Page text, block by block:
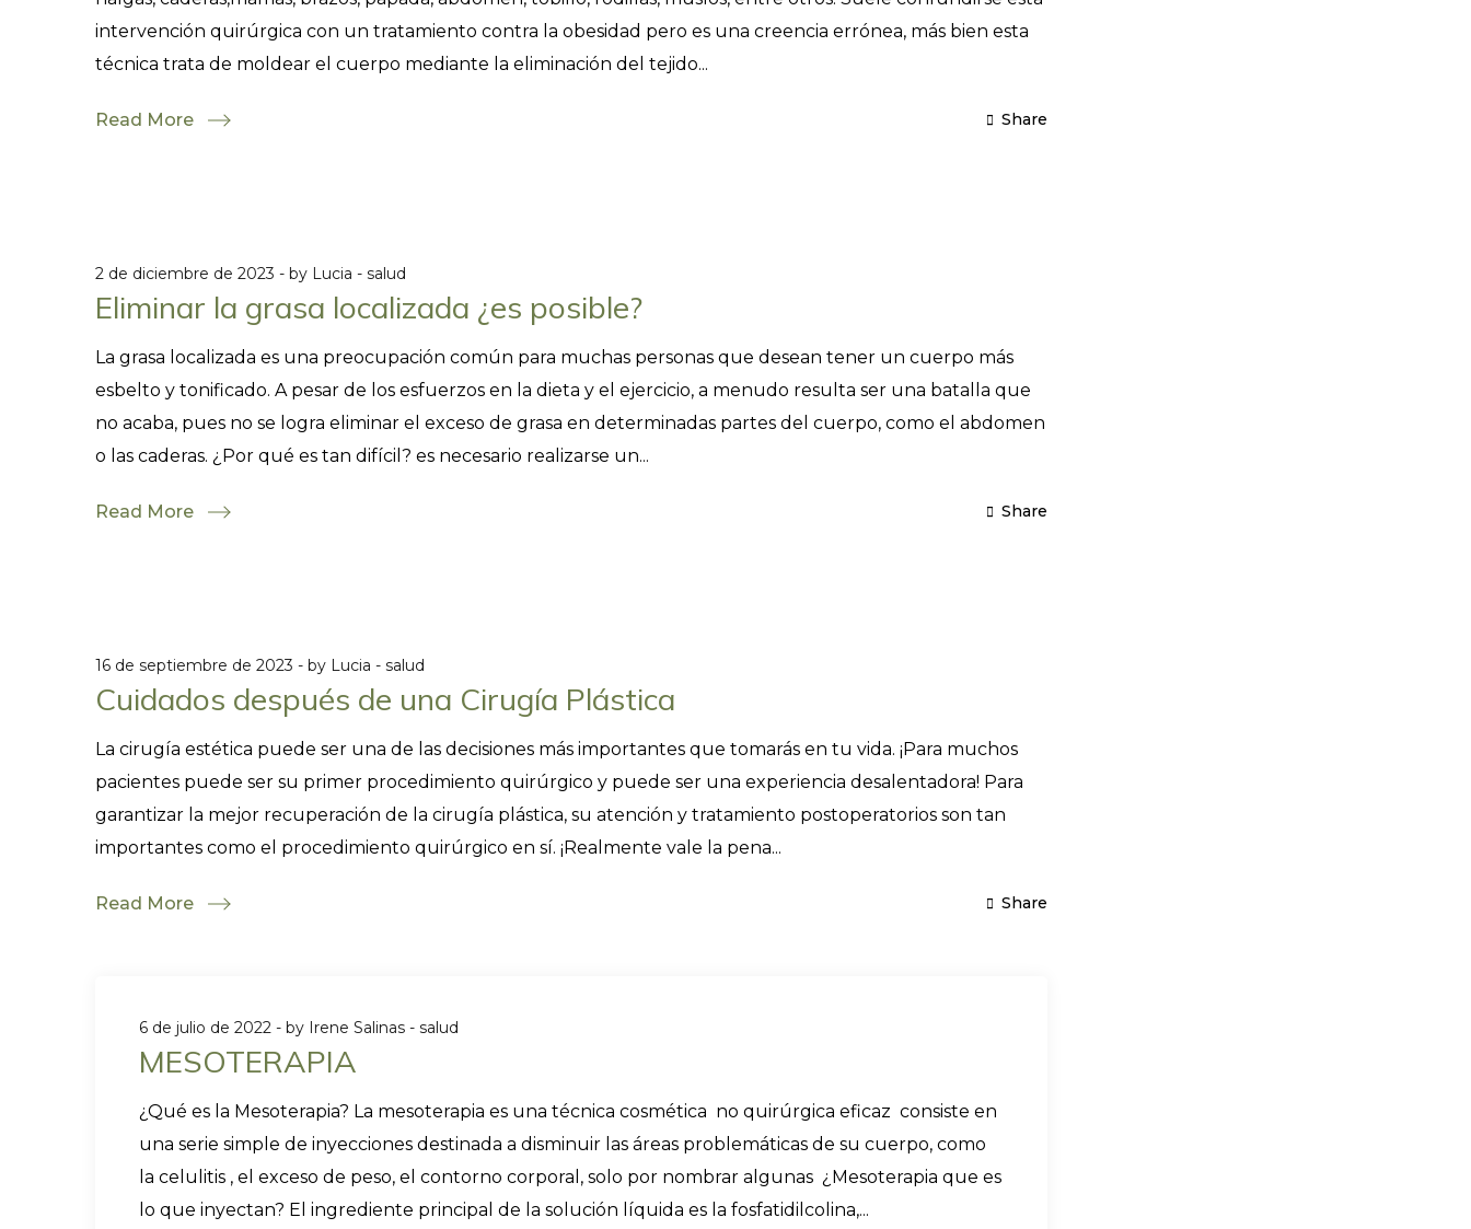
intervención quirúrgica con un tratamiento contra la obesidad pero es una creencia errónea, más bien esta
técnica trata de moldear el cuerpo mediante la eliminación del tejido...
Read More Share
2 de diciembre de 2023 by Lucia salud
Eliminar la grasa localizada ¿es posible?
La grasa localizada es una preocupación común para muchas personas que desean tener un cuerpo más
esbelto y tonificado. A pesar de los esfuerzos en la dieta y el ejercicio, a menudo resulta ser una batalla que
no acaba, pues no se logra eliminar el exceso de grasa en determinadas partes del cuerpo, como el abdomen
o las caderas. ¿Por qué es tan difícil? es necesario realizarse un...
Read More Share
16 de septiembre de 2023 by Lucia salud
Cuidados después de una Cirugía Plástica
La cirugía estética puede ser una de las decisiones más importantes que tomarás en tu vida. ¡Para muchos
pacientes puede ser su primer procedimiento quirúrgico y puede ser una experiencia desalentadora! Para
garantizar la mejor recuperación de la cirugía plástica, su atención y tratamiento postoperatorios son tan
importantes como el procedimiento quirúrgico en sí. ¡Realmente vale la pena...
Read More Share
6 de julio de 2022 by Irene Salinas salud
MESOTERAPIA
¿Qué es la Mesoterapia? La mesoterapia es una técnica cosmética no quirúrgica eficaz consiste en
una serie simple de inyecciones destinada a disminuir las áreas problemáticas de su cuerpo, como
la celulitis , el exceso de peso, el contorno corporal, solo por nombrar algunas ¿Mesoterapia que es
lo que inyectan? El ingrediente principal de la solución líquida es la fosfatidilcolina,...